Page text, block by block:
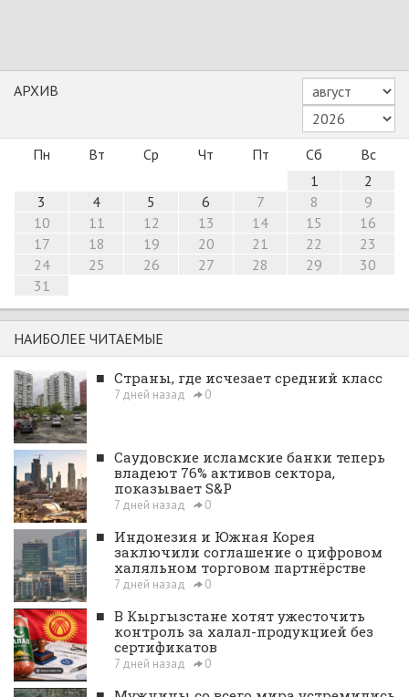
АРХИВ
Пн Вт Ср Чт Пт Сб
Вс
1
2
3
4 5 6 7 8
9
10
11 12 13 14 15
16
17
18 19 20 21 22
23
24
25 26 27 28 29
30
31
НАИБОЛЕЕ ЧИТАЕМЫЕ
■ Страны, где исчезает средний класс
7 дней назад 0
■ Саудовские исламские банки теперь
владеют 76% активов сектора,
показывает S&P
7 дней назад 0
■ Индонезия и Южная Корея
заключили соглашение о цифровом
халяльном торговом партнёрстве
7 дней назад 0
■ В Кыргызстане хотят ужесточить
контроль за халал-продукцией без
сертификатов
7 дней назад 0